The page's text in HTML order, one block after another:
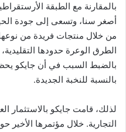
بالمقارنة مع الطبقة
أصغر سنا، وتسعى إلى جودة
من خلال منتجات فريدة من
الطرق الوعرة حدودها
بالضبط السبب في أن جايكو يحظى
بالنسبة للنخبة الجديدة.
لذلك، قامت جايكو بالاستثمار
التجارية. خلال مؤتمرها الأخير